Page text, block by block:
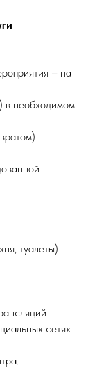
– на
необходимом
туалеты)
сетях